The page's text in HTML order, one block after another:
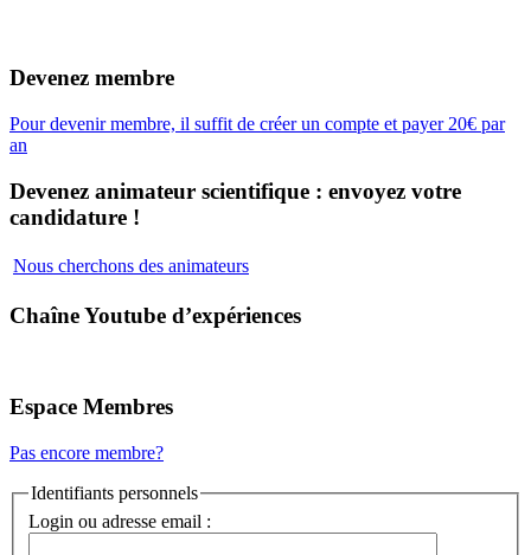
Devenez membre
Pour devenir membre, il suffit de créer un compte et payer 20€ par
an
Devenez animateur scientifique : envoyez votre
candidature !
Nous cherchons des animateurs
Chaîne Youtube d’expériences
Espace Membres
Pas encore membre?
Identifiants personnels
Login ou adresse email :